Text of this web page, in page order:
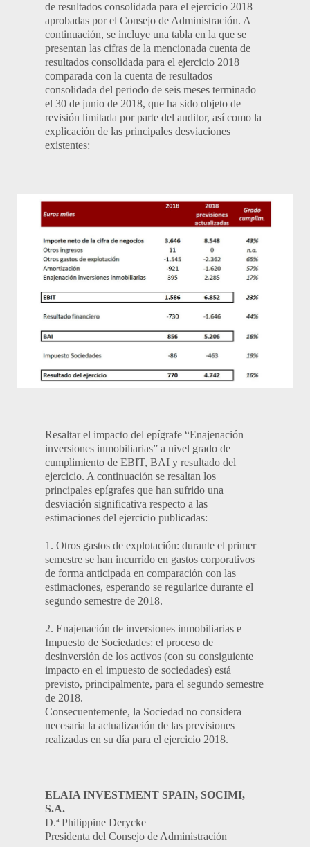
de resultados consolidada para el ejercicio 2018
aprobadas por el Consejo de Administración. A
continuación, se incluye una tabla en la que se
presentan las cifras de la mencionada cuenta de
resultados consolidada para el ejercicio 2018
comparada con la cuenta de resultados
consolidada del periodo de seis meses terminado
el 30 de junio de 2018, que ha sido objeto de
revisión limitada por parte del auditor, así como la
explicación de las principales desviaciones
existentes:
Resaltar el impacto del epígrafe “Enajenación
inversiones inmobiliarias” a nivel grado de
cumplimiento de EBIT, BAI y resultado del
ejercicio. A continuación se resaltan los
principales epígrafes que han sufrido una
desviación significativa respecto a las
estimaciones del ejercicio publicadas:
1. Otros gastos de explotación: durante el primer
semestre se han incurrido en gastos corporativos
de forma anticipada en comparación con las
estimaciones, esperando se regularice durante el
segundo semestre de 2018.
2. Enajenación de inversiones inmobiliarias e
Impuesto de Sociedades: el proceso de
desinversión de los activos (con su consiguiente
impacto en el impuesto de sociedades) está
previsto, principalmente, para el segundo semestre
de 2018.
Consecuentemente, la Sociedad no considera
necesaria la actualización de las previsiones
realizadas en su día para el ejercicio 2018.
ELAIA INVESTMENT SPAIN, SOCIMI,
S.A.
D.ª Philippine Derycke
Presidenta del Consejo de Administración